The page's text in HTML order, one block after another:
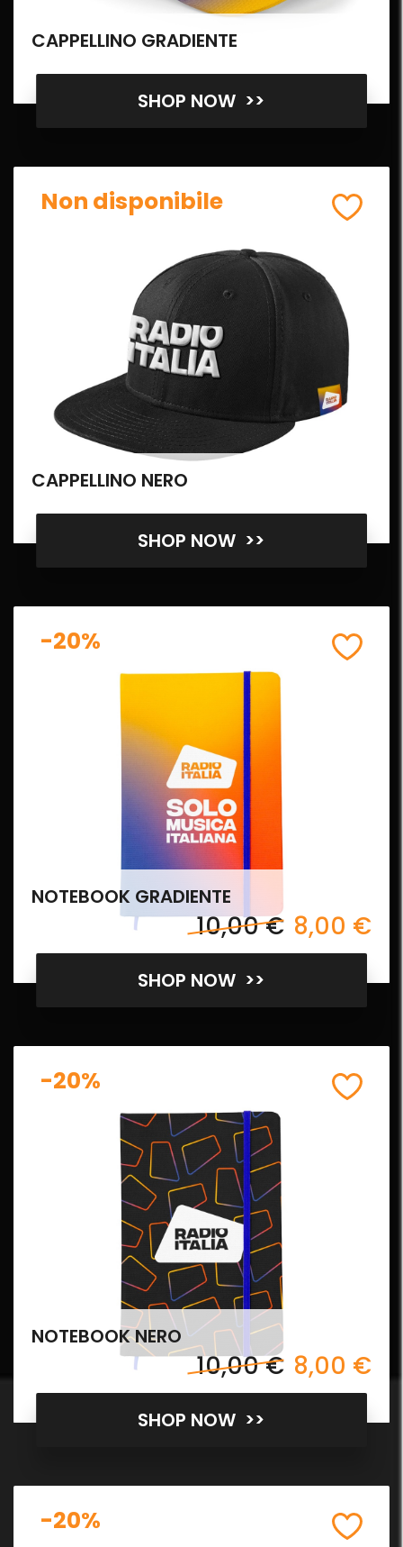
CAPPELLINO GRADIENTE
SHOP NOW >>
Non disponibile
CAPPELLINO NERO
SHOP NOW >>
-20%
NOTEBOOK GRADIENTE
10,00 € 8,00 €
SHOP NOW >>
-20%
NOTEBOOK NERO
10,00 € 8,00 €
SHOP NOW >>
-20%